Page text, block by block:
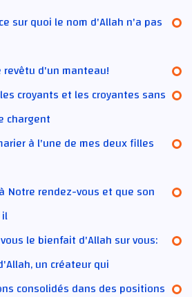
sur quoi le nom d'Allah n'a pas
revêtu d'un manteau!
croyants et les croyantes sans
chargent
à l'une de mes deux filles
Notre rendez-vous et que son
le bienfait d'Allah sur vous:
un créateur qui
consolidés dans des positions